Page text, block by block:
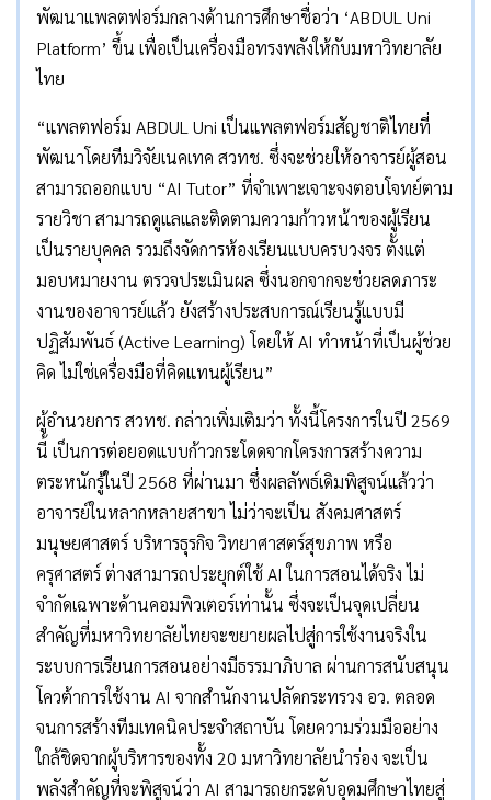
พัฒนาแพลตฟอร์มกลางด้านการศึกษาชื่อว่า ‘ABDUL Uni
Platform’ ขึ้น เพื่อเป็นเครื่องมือทรงพลังให้กับมหาวิทยาลัย
ไทย
“แพลตฟอร์ม ABDUL Uni เป็นแพลตฟอร์มสัญชาติไทยที่
พัฒนาโดยทีมวิจัยเนคเทค สวทช. ซึ่งจะช่วยให้อาจารย์ผู้สอน
สามารถออกแบบ “AI Tutor” ที่จำเพาะเจาะจงตอบโจทย์ตาม
รายวิชา สามารถดูแลและติดตามความก้าวหน้าของผู้เรียน
เป็นรายบุคคล รวมถึงจัดการห้องเรียนแบบครบวงจร ตั้งแต่
มอบหมายงาน ตรวจประเมินผล ซึ่งนอกจากจะช่วยลดภาระ
งานของอาจารย์แล้ว ยังสร้างประสบการณ์เรียนรู้แบบมี
ปฏิสัมพันธ์ (Active Learning) โดยให้ AI ทำหน้าที่เป็นผู้ช่วย
คิด ไม่ใช่เครื่องมือที่คิดแทนผู้เรียน”
ผู้อำนวยการ สวทช. กล่าวเพิ่มเติมว่า ทั้งนี้โครงการในปี 2569
นี้ เป็นการต่อยอดแบบก้าวกระโดดจากโครงการสร้างความ
ตระหนักรู้ในปี 2568 ที่ผ่านมา ซึ่งผลลัพธ์เดิมพิสูจน์แล้วว่า
อาจารย์ในหลากหลายสาขา ไม่ว่าจะเป็น สังคมศาสตร์
มนุษยศาสตร์ บริหารธุรกิจ วิทยาศาสตร์สุขภาพ หรือ
ครุศาสตร์ ต่างสามารถประยุกต์ใช้ AI ในการสอนได้จริง ไม่
จำกัดเฉพาะด้านคอมพิวเตอร์เท่านั้น ซึ่งจะเป็นจุดเปลี่ยน
สำคัญที่มหาวิทยาลัยไทยจะขยายผลไปสู่การใช้งานจริงใน
ระบบการเรียนการสอนอย่างมีธรรมาภิบาล ผ่านการสนับสนุน
โควต้าการใช้งาน AI จากสำนักงานปลัดกระทรวง อว. ตลอด
จนการสร้างทีมเทคนิคประจำสถาบัน โดยความร่วมมืออย่าง
ใกล้ชิดจากผู้บริหารของทั้ง 20 มหาวิทยาลัยนำร่อง จะเป็น
พลังสำคัญที่จะพิสูจน์ว่า AI สามารถยกระดับอุดมศึกษาไทยสู่